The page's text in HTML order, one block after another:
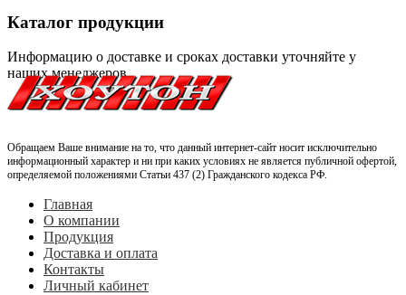
Каталог продукции
Информацию о доставке и сроках доставки уточняйте у
наших менеджеров.
Обращаем Ваше внимание на то, что данный интернет-сайт носит исключительно
информационный характер и ни при каких условиях не является публичной офертой,
определяемой положениями Статьи 437 (2) Гражданского кодекса РФ.
Главная
О компании
Продукция
Доставка и оплата
Контакты
Личный кабинет